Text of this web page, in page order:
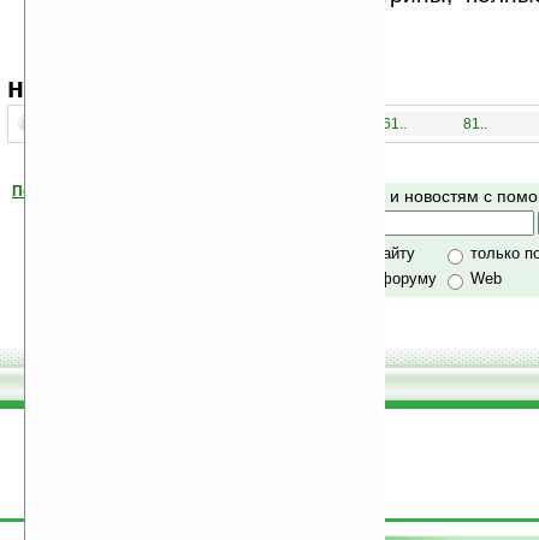
навигация:
61.. 81..
Помогите Ладошкам стать лучше
Поиск по сайту и новостям с
только по сайту
только
по сайту и форуму
Web